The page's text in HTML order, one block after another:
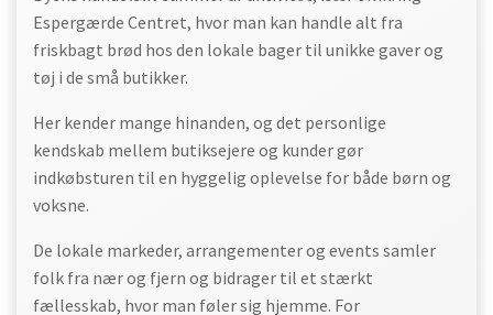
Espergærde Centret, hvor man kan handle alt fra
friskbagt brød hos den lokale bager til unikke gaver og
tøj i de små butikker.
Her kender mange hinanden, og det personlige
kendskab mellem butiksejere og kunder gør
indkøbsturen til en hyggelig oplevelse for både børn og
voksne.
De lokale markeder, arrangementer og events samler
folk fra nær og fjern og bidrager til et stærkt
fællesskab, hvor man føler sig hjemme. For